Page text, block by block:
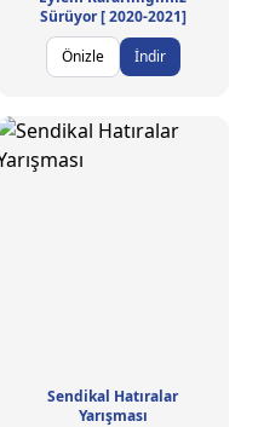
Sürüyor [ 2020-2021]
Önizle
İndir
Sendikal Hatıralar
Yarışması